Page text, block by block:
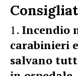
Incendio
carabinieri
salvano